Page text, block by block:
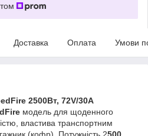
Доставка Оплата Умови
2500Вт, 72V/30A
модель для щоденного
властива транспортним
(кофр). Потужність 2500